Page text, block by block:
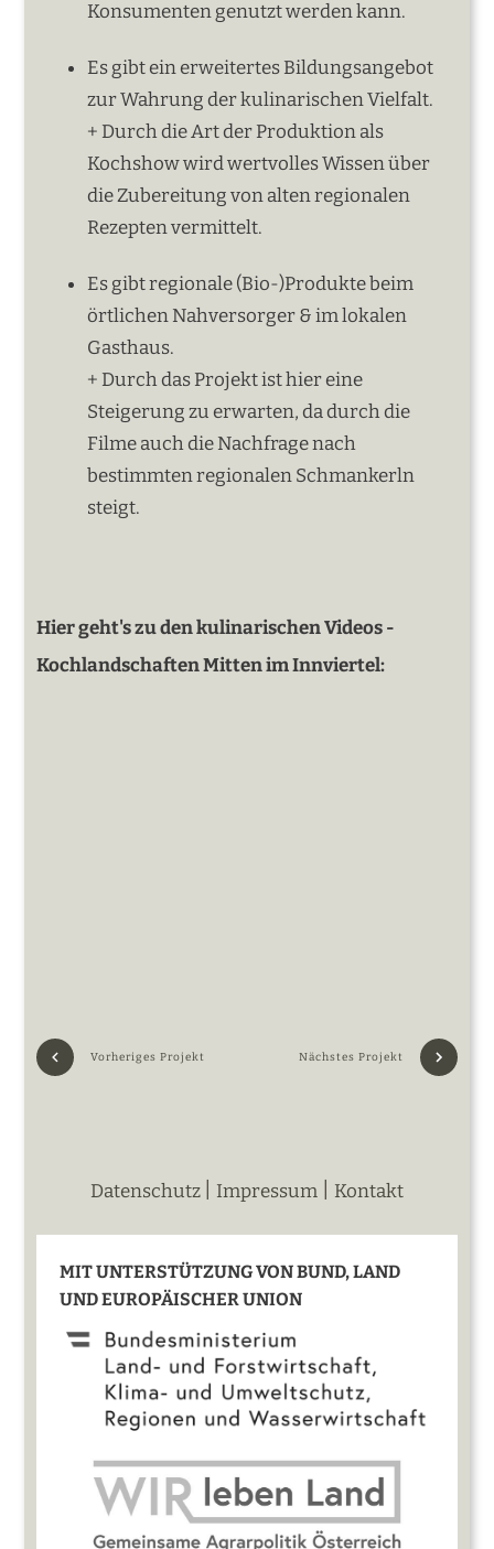
Konsumenten genutzt werden kann.
Es gibt ein erweitertes Bildungsangebot
zur Wahrung der kulinarischen Vielfalt.
+ Durch die Art der Produktion als
Kochshow wird wertvolles Wissen über
die Zubereitung von alten regionalen
Rezepten vermittelt.
Es gibt regionale (Bio-)Produkte beim
örtlichen Nahversorger & im lokalen
Gasthaus.
+ Durch das Projekt ist hier eine
Steigerung zu erwarten, da durch die
Filme auch die Nachfrage nach
bestimmten regionalen Schmankerln
steigt.
Hier geht's zu den kulinarischen Videos -
Kochlandschaften Mitten im Innviertel:
Vorheriges Projekt Nächstes Projekt
Datenschutz Impressum Kontakt
MIT UNTERSTÜTZUNG VON BUND, LAND
UND EUROPÄISCHER UNION